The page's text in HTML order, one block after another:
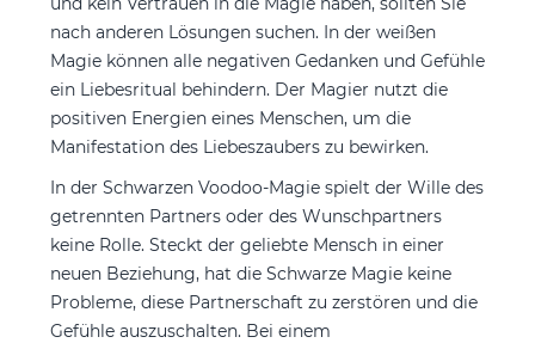
nach anderen Lösungen suchen. In der weißen
Magie können alle negativen Gedanken und Gefühle
ein Liebesritual behindern. Der Magier nutzt die
positiven Energien eines Menschen, um die
Manifestation des Liebeszaubers zu bewirken.
In der Schwarzen Voodoo-Magie spielt der Wille des
getrennten Partners oder des Wunschpartners
keine Rolle. Steckt der geliebte Mensch in einer
neuen Beziehung, hat die Schwarze Magie keine
Probleme, diese Partnerschaft zu zerstören und die
Gefühle auszuschalten. Bei einem